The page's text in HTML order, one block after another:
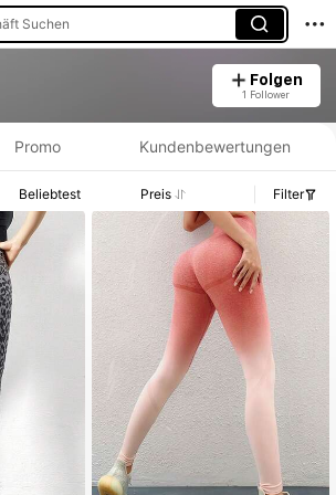
Suchen
Folgen
1 Follower
Verkaufs- und Lagerbestandsdetails.
Promo Kundenbewertungen
Beliebtest Preis Filter